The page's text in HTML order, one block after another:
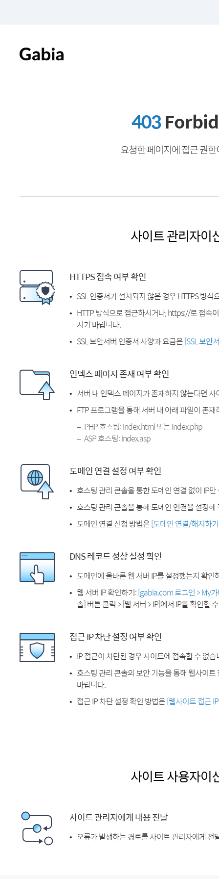
403
요청한 페이지에 접근 권
사이트 관리자이
HTTPS 접속 여부 확인
SSL 인증서가 설치되지 않은 경우 HTTPS 방식
HTTP 방식으로 접근하시거나, https://로 접속
시기 바랍니다.
SSL 보안서버 인증서 사양과 요금은[SSL 보안
인덱스 페이지 존재 여부 확인
서버 내 인덱스 페이지가 존재하지 않는다면
FTP 프로그램을 통해 서버 내 아래 파일이 존
PHP 호스팅: index.html 또는 index.php
ASP 호스팅: index.asp
도메인 연결 설정 여부 확인
호스팅 관리 콘솔을 통한 도메인 연결 없이 IP
호스팅 관리 콘솔을 통해 도메인 연결을 설정해
도메인 연결 신청 방법은[도메인 연결/해지하
DNS 레코드 정상 설정 확인
도메인에 올바른 웹 서버 IP를 설정했는지 확인
웹 서버 IP 확인하기:[gabia.com 로그인 > My
솔] 버튼 클릭 > [웹 서버 > IP]에서 IP를 확인할
접근 IP 차단 설정 여부 확인
IP 접근이 차단된 경우 사이트에 접속할 수 없습
호스팅 관리 콘솔의 보안 기능을 통해 웹사이
바랍니다.
접근 IP 차단 설정 확인 방법은[웹사이트 접근
사이트 사용자이
사이트 관리자에게 내용 전달
오류가 발생하는 경로를 사이트 관리자에게 전